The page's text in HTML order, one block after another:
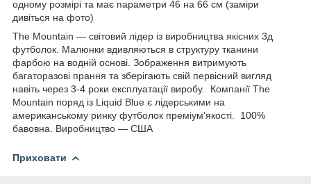
одному розмірі та має параметри 46 на 66 см (заміри
дивіться на фото)
The Mountain — світовий лідер із виробництва якісних 3д
футболок. Малюнки вдивляються в структуру тканини
фарбою на водній основі. Зображення витримують
багаторазові прання та зберігають свій первісний вигляд
навіть через 3-4 роки експлуатації виробу. Компанії The
Mountain поряд із Liquid Blue є лідерськими на
американському ринку футболок преміум'якості. 100%
бавовна. Виробництво — США
Приховати